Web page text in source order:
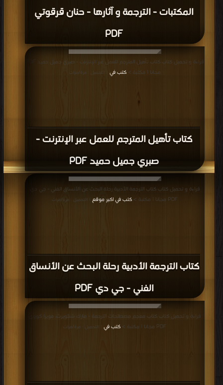
المكتبات - الترجمة و آثارها - حنان قرقوتي
PDF
كتاب تأهيل المترجم للعمل عبر الإنترنت -
صبري جميل حميد PDF
مجانا | مكتبة >كتب في | التحميل : مرة/مرات
كتاب الترجمة الأدبية رحلة البحث عن الأنساق
الفني - جي دي PDF
قراءة و تحميل كتاب كتاب الترجمة الأدبية رحلة البحث عن الأنساق الفني - جي دي
PDF مجانا | مكتبة >
كتب في اكبر موقع | التحميل : مرة/مرات
قراءة و تحميل كتاب كتاب معجم مصطلحات الترجمة - مارك شتلويرث، مويرا كووي
PDF مجانا | مكتبة >
كتب في | التحميل : مرة/مرات